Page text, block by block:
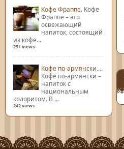
Кофе Фраппе. Кофе
Фраппе – это
освежающий
напиток, состоящий
из кофе...
251 views
Кофе по-армянски....
Кофе по-армянски –
напиток с
национальным
колоритом. В ...
242 views